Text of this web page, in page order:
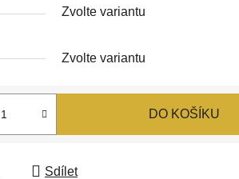
Zvolte variantu
Zvolte variantu
DO KOŠÍKU
Sdílet